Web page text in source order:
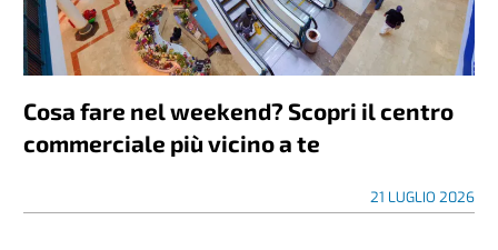
Cosa fare nel weekend? Scopri il centro
commerciale più vicino a te
21 LUGLIO 2026